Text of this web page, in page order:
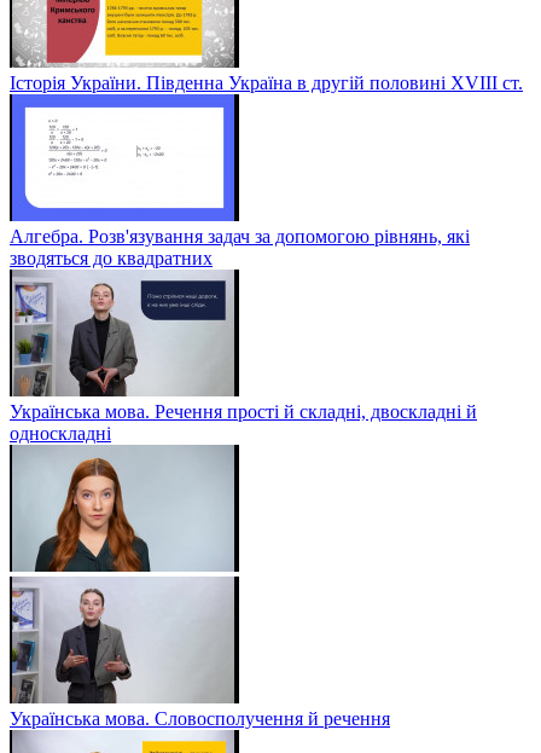
Історія України. Південна Україна в другій половині ХVІІІ ст.
Алгебра. Розв'язування задач за допомогою рівнянь, які
зводяться до квадратних
Українська мова. Речення прості й складні, двоскладні й
односкладні
Українська мова. Словосполучення й речення